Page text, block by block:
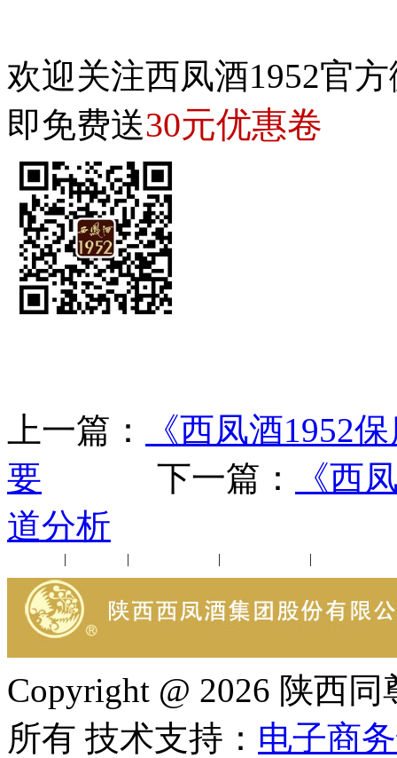
欢迎关注西凤酒1952官
即免费送30元优惠卷
上一篇：
《西凤酒1952
要 下一篇：
《西
道分析
| | | |
Copyright @ 2026 陕西
所有 技术支持： 电子商